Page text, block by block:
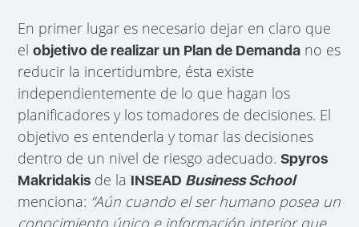
En primer lugar es necesario dejar en claro que
elobjetivo de realizar un Plan de Demanda no es
reducir la incertidumbre, ésta existe
independientemente de lo que hagan los
planificadores y los tomadores de decisiones. El
objetivo es entenderla y tomar las decisiones
dentro de un nivel de riesgo adecuado.Spyros
Makridakis de la INSEAD Business School
menciona: “Aún cuando el ser humano posea un
conocimiento único e información interior que